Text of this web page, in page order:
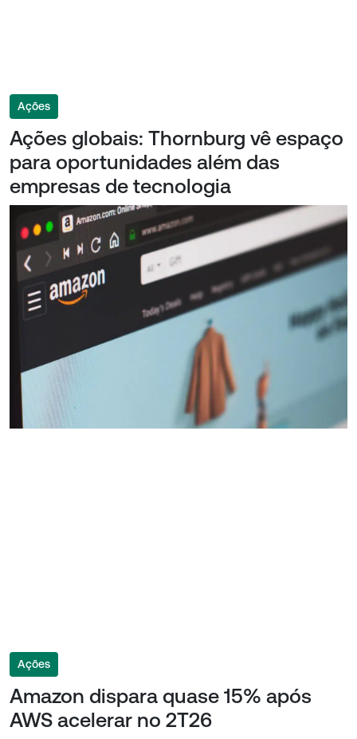
Ações
Ações globais: Thornburg vê espaço
para oportunidades além das
empresas de tecnologia
Ações
Amazon dispara quase 15% após
AWS acelerar no 2T26